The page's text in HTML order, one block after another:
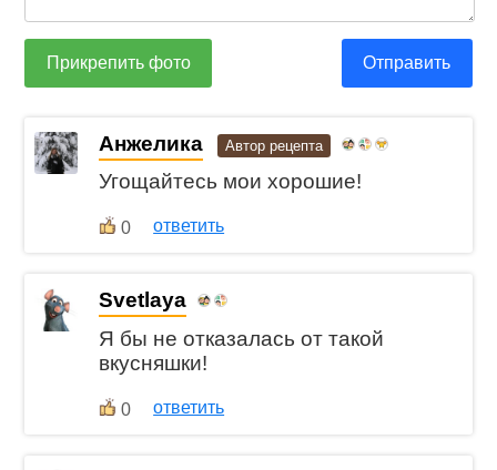
Прикрепить фото Отправить
Анжелика Автор рецепта
Угощайтесь мои хорошие!
0 ответить
Svetlaya
Я бы не отказалась от такой
вкусняшки!
0 ответить